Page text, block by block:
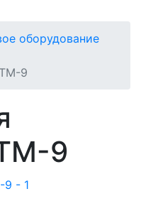
оборудование
9
9